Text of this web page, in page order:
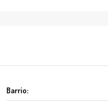
Barrio: